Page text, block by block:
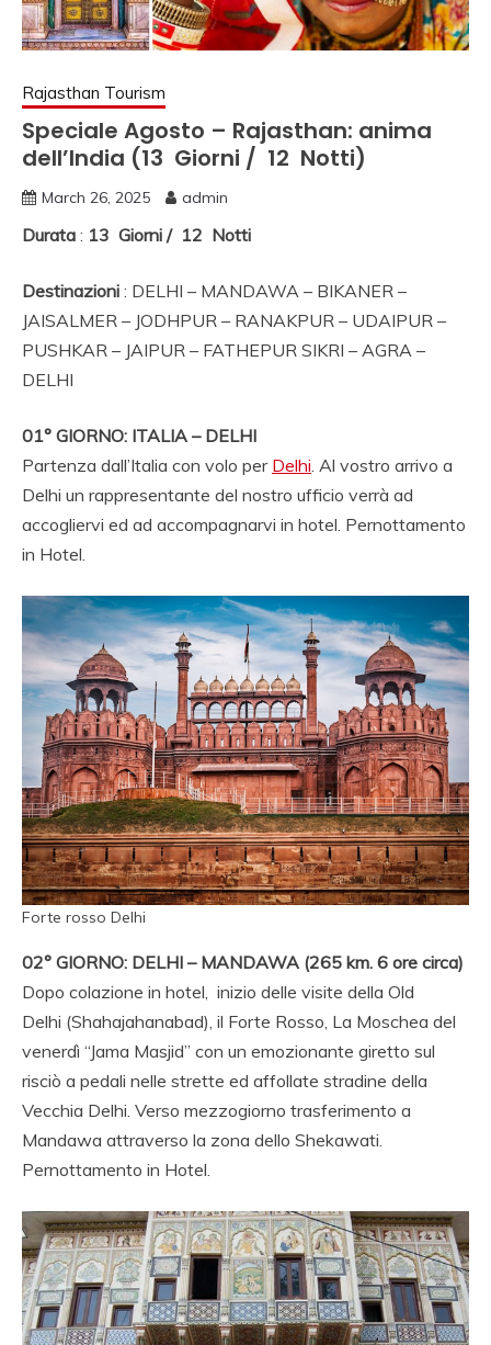
NORD INDIA,
IN SUD INDIA
VIAGGIO IN NORD,
VIAGGIO IN SUD,
NOLEGGIO DI AUTO
CON CONDUCENTE
INDIA, VIAGGI INDIA,
VIAGGIO IN INDIA
CON GUIDA, INDIA
TRAGITTI, AGENZIA
AGENZIA VIAGGI IN
NORD INDIA,
AGENZIA VIAGGI IN
SPECIALISTA
VIAGGIO INDIA,
NOLEGGIO
MACCHINA
RAJASTHAN,
VIAGGIO ALLE INDE,
PALACE ON WHEELS,
AGENZIA AND
VIAGGIO INDIA AND
ITALIA AND INDIA,
AGENZIA VIAGGIO
SULL INDIA, AGENZIA
SPECIALISTA
VIAGGIO INDIA,
VIAGGIO AGENZIA
INDIA, RAJASTHAN
VIAGGIO, TOUR
OPERATOR ITALIANO
IN INDIA.
Rajasthan Tourism
Speciale Agosto – Rajasthan: anima
dell’India (13 Giorni / 12 Notti)
March 26, 2025 admin
Durata : 13 Giorni / 12 Notti
Destinazioni : DELHI – MANDAWA – BIKANER –
JAISALMER – JODHPUR – RANAKPUR – UDAIPUR –
PUSHKAR – JAIPUR – FATHEPUR SIKRI – AGRA –
DELHI
01° GIORNO: ITALIA – DELHI
Partenza dall’Italia con volo per Delhi. Al vostro arrivo a
Delhi un rappresentante del nostro ufficio verrà ad
accogliervi ed ad accompagnarvi in hotel. Pernottamento
in Hotel.
Forte rosso Delhi
02° GIORNO: DELHI – MANDAWA (265 km. 6 ore circa)
Dopo colazione in hotel, inizio delle visite della Old
Delhi (Shahajahanabad), il Forte Rosso, La Moschea del
venerdì “Jama Masjid” con un emozionante giretto sul
risciò a pedali nelle strette ed affollate stradine della
Vecchia Delhi. Verso mezzogiorno trasferimento a
Mandawa attraverso la zona dello Shekawati.
Pernottamento in Hotel.